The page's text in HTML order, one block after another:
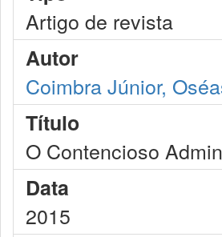
Artigo de revista
Autor
Coimbra Júnior,
Título
O Contencioso
Data
2015